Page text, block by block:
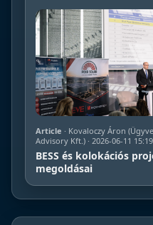
Article · Kovaloczy Áron
Advisory Kft.) · 2026-06-11 15:19
BESS és kolokációs
megoldásai